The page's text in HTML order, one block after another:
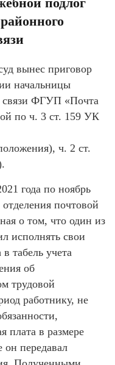
вынес приговор
начальницы
связи ФГУП «Почта
по ч. 3 ст. 159 УК
ч. 2 ст.
года по ноябрь
почтовой
о том, что один из
исполнять свои
табель учета
об
трудовой
работнику, не
плата в размере
он передавал